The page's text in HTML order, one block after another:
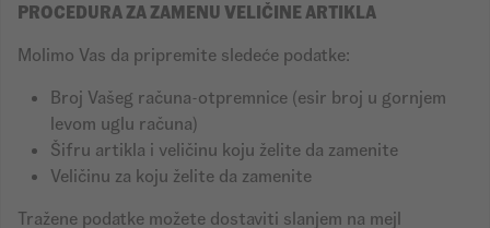
PROCEDURA ZA ZAMENU VELIČINE ARTIKLA
Molimo Vas da pripremite sledeće podatke:
Broj Vašeg računa-otpremnice (esir broj u gornjem
levom uglu računa)
Šifru artikla i veličinu koju želite da zamenite
Veličinu za koju želite da zamenite
Tražene podatke možete dostaviti slanjem na mejl